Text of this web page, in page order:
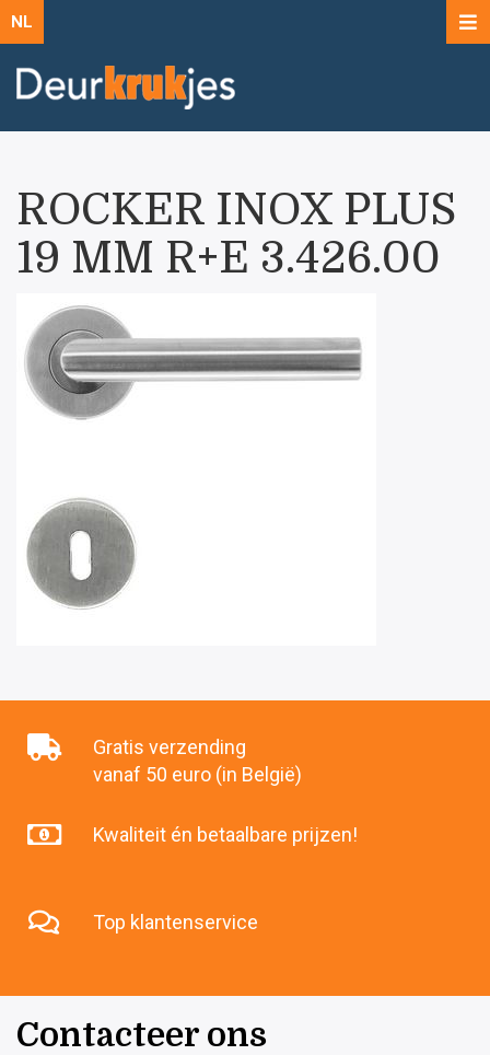
NL
ROCKER INOX PLUS
19 MM R+E 3.426.00
Gratis verzending
vanaf 50 euro (in België)
Kwaliteit én betaalbare prijzen!
Top klantenservice
Contacteer ons